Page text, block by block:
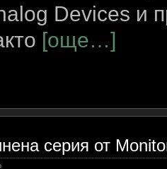
Devices и
[още…]
серия от